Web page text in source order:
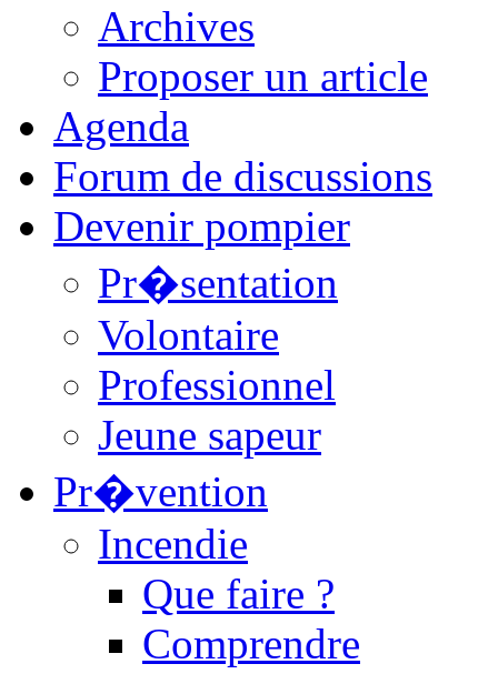
Archives
Proposer un article
Agenda
Forum de discussions
Devenir pompier
Pr�sentation
Volontaire
Professionnel
Jeune sapeur
Pr�vention
Incendie
Que faire ?
Comprendre